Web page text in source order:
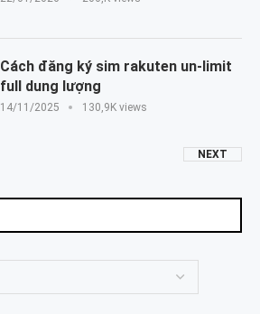
Cách đăng ký sim rakuten un-limit
full dung lượng
14/11/2025 130,9K views
NEXT